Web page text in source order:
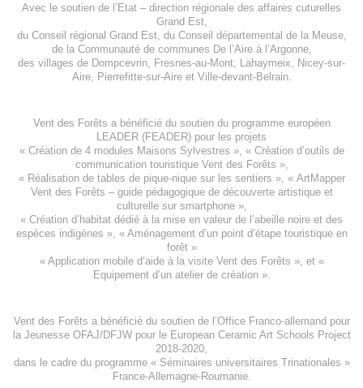
Avec le soutien de l’ Etat – direction régionale des affaires cuturelles
Grand Est,
du Conseil régional Grand Est, du Conseil départemental de la Meuse,
de la Communauté de communes De l’Aire à l’Argonne,
des villages de Dompcevrin Fresnes-au-Mont Lahaymeix
Nicey-sur-
Aire, Pierrefitte-sur-Aireet Ville-devant-Belrain.
Vent des Forêts a bénéficié du soutien du programme européen
LEADER (FEADER) pour les projets
« Création de 4 modules Maisons Sylvestres », « Création d’outils de
communication touristique Vent des Forêts »,
« Réalisation de tables de pique-nique sur les sentiers », « ArtMapper
Vent des Forêts – guide pédagogique de découverte artistique et
culturelle sur smartphone »,
« Création d’habitat dédié à la mise en valeur de l’abeille noire et des
espèces indigènes », « Aménagement d’un point d’étape touristique en
forêt»
« Application mobile d’aide à la visite Vent des Forêts », et «
Equipement d’un atelier de création».
Vent des Forêts a bénéficié du soutien de l’Office Franco-allemand pour
la Jeunesse OFAJ/DFJWpour leEuropean Ceramic Art Schools Project
2018-2020
dans le cadre du programme « Séminaires universitaires Trinationales »
France-Allemagne-Roumanie.